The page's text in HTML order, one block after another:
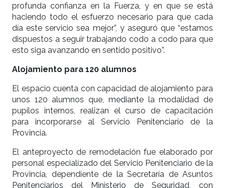
profunda confianza en la Fuerza, y en que se está
haciendo todo el esfuerzo necesario para que cada
día este servicio sea mejor”, y aseguró que “estamos
dispuestos a seguir trabajando codo a codo para que
esto siga avanzando en sentido positivo”.
Alojamiento para 120 alumnos
El espacio cuenta con capacidad de alojamiento para
unos 120 alumnos que, mediante la modalidad de
pupilos internos, realizan el curso de capacitación
para incorporarse al Servicio Penitenciario de la
Provincia.
El anteproyecto de remodelación fue elaborado por
personal especializado del Servicio Penitenciario de la
Provincia, dependiente de la Secretaría de Asuntos
Penitenciarios del Ministerio de Seguridad, con